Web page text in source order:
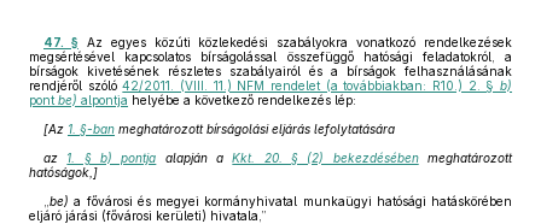
47. §Az egyes közúti közlekedési szabályokra vonatkozó rendelkezések
megsértésével kapcsolatos bírságolással összefüggő hatósági feladatokról, a
bírságok kivetésének részletes szabályairól és a bírságok felhasználásának
rendjéről szóló42/2011. (VIII. 11.) NFM rendelet (a továbbiakban: R10.) 2. §b)
pont be) alpontja helyébe a következő rendelkezés lép:
[Az 1. §-ban meghatározott bírságolási eljárás lefolytatására
az 1. § b) pontja alapján aKkt. 20. § (2) bekezdésébenmeghatározott
hatóságok,]
be) a fővárosi és megyei kormányhivatal munkaügyi hatósági hatáskörében
eljáró járási (fővárosi kerületi) hivatala,”